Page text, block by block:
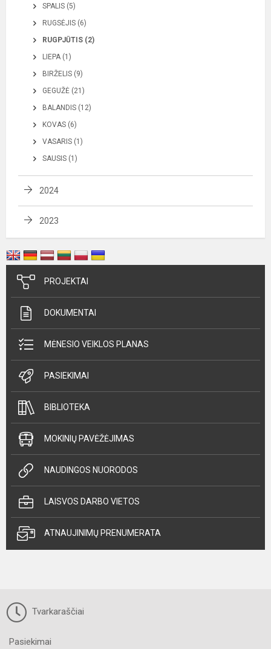
SPALIS (5)
RUGSĖJIS (6)
RUGPJŪTIS (2)
LIEPA (1)
BIRŽELIS (9)
GEGUŽĖ (21)
BALANDIS (12)
KOVAS (6)
VASARIS (1)
SAUSIS (1)
2024
2023
PROJEKTAI
DOKUMENTAI
MĖNESIO VEIKLOS PLANAS
PASIEKIMAI
BIBLIOTEKA
MOKINIŲ PAVĖŽĖJIMAS
NAUDINGOS NUORODOS
LAISVOS DARBO VIETOS
ATNAUJINIMŲ PRENUMERATA
Tvarkaraščiai
Pasiekimai